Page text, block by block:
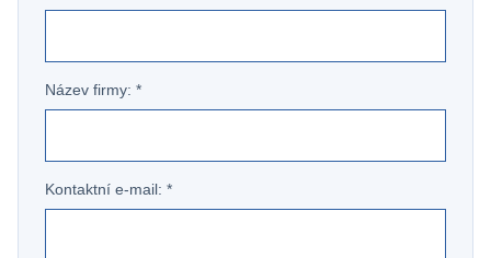
Název firmy: *
Kontaktní e-mail: *